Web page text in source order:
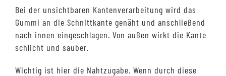
Bei der unsichtbaren Kantenverarbeitung wird das
Gummi an die Schnittkante genäht und anschließend
nach innen eingeschlagen. Von außen wirkt die Kante
schlicht und sauber.
Wichtig ist hier die Nahtzugabe. Wenn durch diese